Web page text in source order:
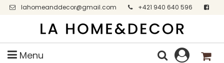
lahomeanddecor@gmail.com
+421 940 640 596
Facebook
Menu